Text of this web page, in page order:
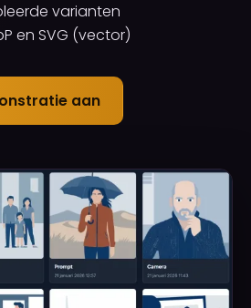
varianten
en SVG (vector)
aan